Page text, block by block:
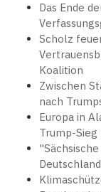
Das Ende
Scholz
Koalition
Zwischen
nach
Europa in
Trump-